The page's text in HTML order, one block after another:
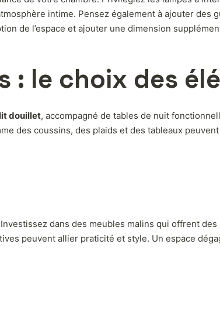
intime. Pensez également à ajouter
de l’espace et ajouter une dimension
: le choix des
lit douillet, accompagné de tables de nuit
des coussins, des plaids et des tableaux
dans des meubles malins qui offrent
peuvent allier praticité et style. Un espace